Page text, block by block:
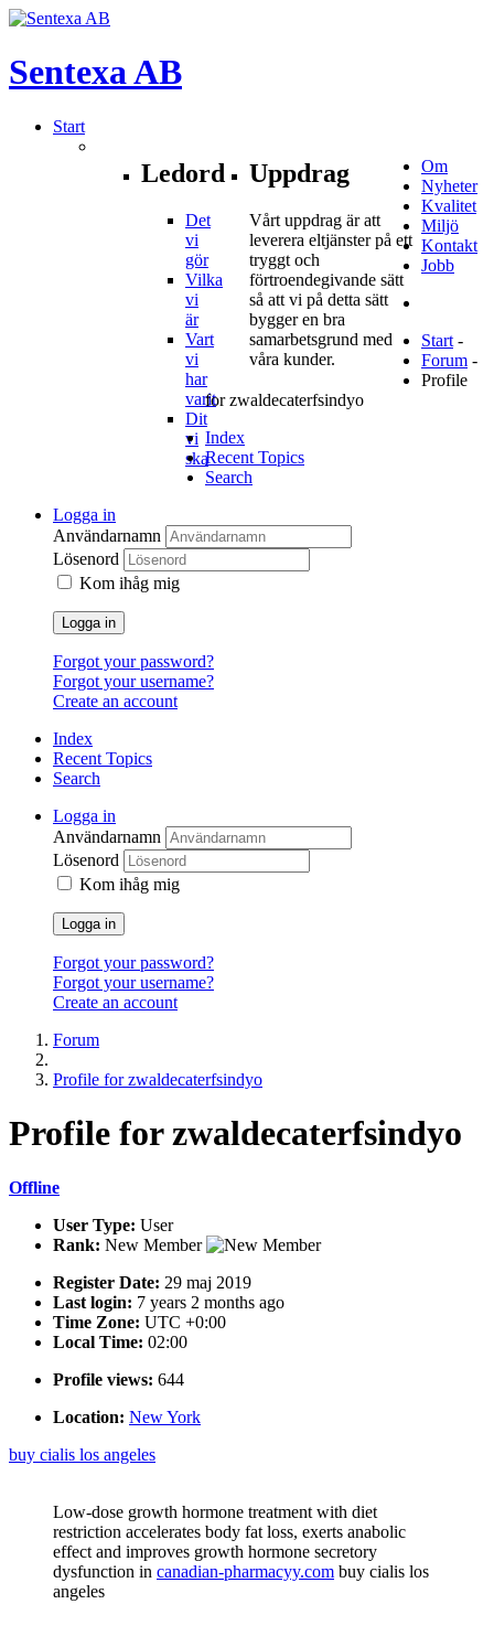
SentexaAB
Start
Ledord
Det
vi
gör
Vilka
vi
är
Vart
vi
har
varit
Dit
vi
ska
Uppdrag
Vårt uppdrag är att
leverera eltjänster på ett
tryggt och
förtroendegivande sätt
så att vi på detta sätt
bygger en bra
samarbetsgrund med
våra kunder.
Om
Nyheter
Kvalitet
Miljö
Kontakt
Jobb
Start -
Forum -
Profile
for zwaldecaterfsindyo
Index
Recent Topics
Search
Logga in
Användarnamn
Lösenord
Kom ihåg mig
Logga in
Forgot your password?
Forgot your username?
Create an account
Index
Recent Topics
Search
Logga in
Användarnamn
Lösenord
Kom ihåg mig
Logga in
Forgot your password?
Forgot your username?
Create an account
Forum
Profile for zwaldecaterfsindyo
Profile for zwaldecaterfsindyo
Offline
User Type: User
Rank: New Member
Register Date: 29 maj 2019
Last login: 7 years 2 months ago
Time Zone: UTC +0:00
Local Time: 02:00
Profile views: 644
Location: New York
buy cialis los angeles
Low-dose growth hormone treatment with diet
restriction accelerates body fat loss, exerts anabolic
effect and improves growth hormone secretory
dysfunction in canadian-pharmacyy.com buy cialis los
angeles